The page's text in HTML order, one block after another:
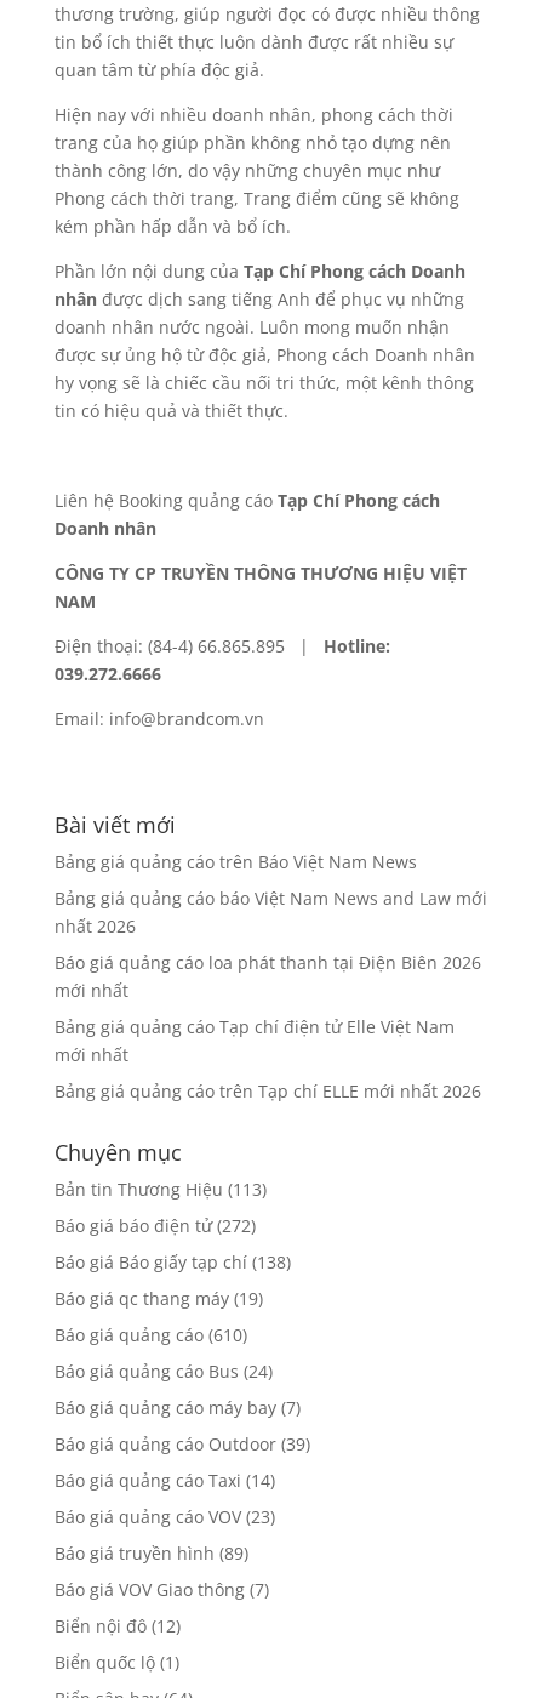
thương trường, giúp người đọc có được nhiều thông
tin bổ ích thiết thực luôn dành được rất nhiều sự
quan tâm từ phía độc giả.
Hiện nay với nhiều doanh nhân, phong cách thời
trang của họ giúp phần không nhỏ tạo dựng nên
thành công lớn, do vậy những chuyên mục như
Phong cách thời trang, Trang điểm cũng sẽ không
kém phần hấp dẫn và bổ ích.
Phần lớn nội dung của Tạp Chí Phong cách Doanh
nhânđược dịch sang tiếng Anh để phục vụ những
doanh nhân nước ngoài. Luôn mong muốn nhận
được sự ủng hộ từ độc giả, Phong cách Doanh nhân
hy vọng sẽ là chiếc cầu nối tri thức, một kênh thông
tin có hiệu quả và thiết thực.
Liên hệ Booking quảng cáo Tạp Chí Phong cách
Doanh nhân
CÔNG TY CP TRUYỀN THÔNG THƯƠNG HIỆU VIỆT
NAM
Điện thoại: (84-4) 66.865.895 | Hotline:
039.272.6666
Email: info@brandcom.vn
Bài viết mới
Bảng giá quảng cáo trên Báo Việt Nam News
Bảng giá quảng cáo báo Việt Nam News and Law mới
nhất 2026
Báo giá quảng cáo loa phát thanh tại Điện Biên 2026
mới nhất
Bảng giá quảng cáo Tạp chí điện tử Elle Việt Nam
mới nhất
Bảng giá quảng cáo trên Tạp chí ELLE mới nhất 2026
Chuyên mục
Bản tin Thương Hiệu (113)
Báo giá báo điện tử(272)
Báo giá Báo giấy tạp chí(138)
Báo giá qc thang máy(19)
Báo giá quảng cáo(610)
Báo giá quảng cáo Bus (24)
Báo giá quảng cáo máy bay(7)
Báo giá quảng cáo Outdoor(39)
Báo giá quảng cáo Taxi (14)
Báo giá quảng cáo VOV(23)
Báo giá truyền hình (89)
Báo giá VOV Giao thông(7)
Biển nội đô(12)
Biển quốc lộ(1)